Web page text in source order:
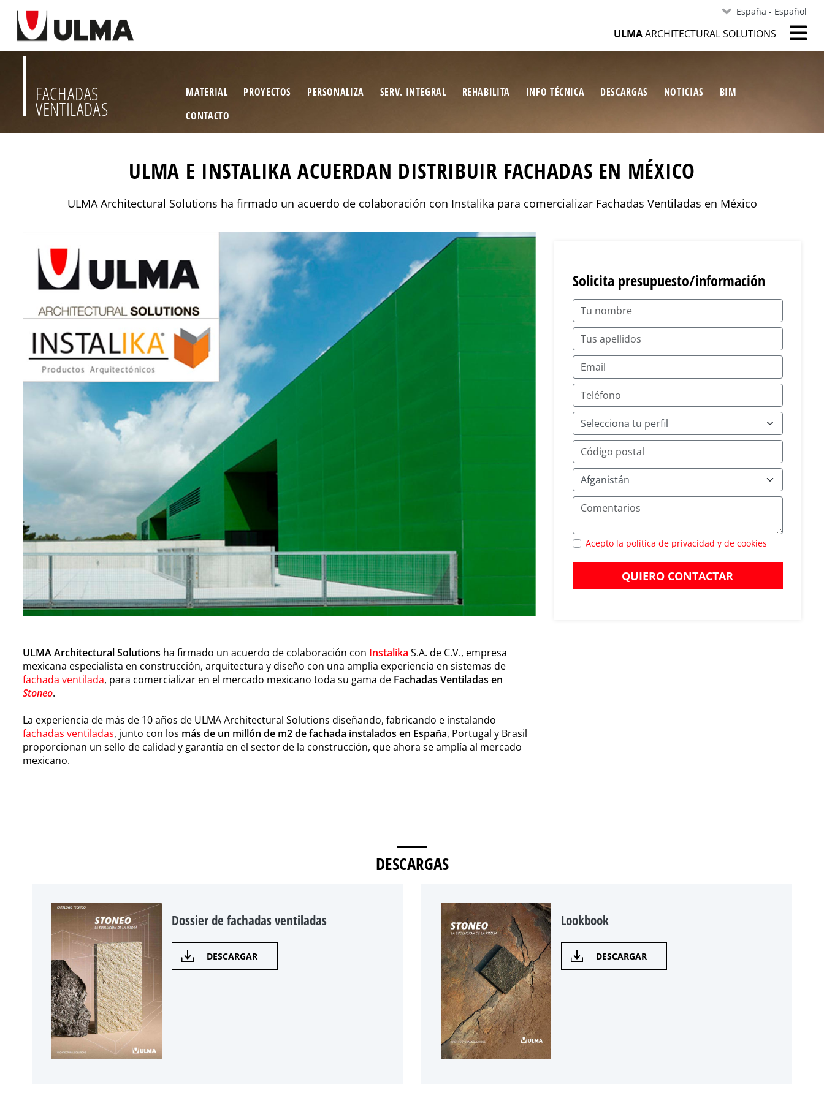
España - Español
ULMAARCHITECTURAL SOLUTIONS
FACHADAS
VENTILADAS
MATERIAL PROYECTOS PERSONALIZA SERV. INTEGRAL REHABILITA INFO TÉCNICA DESCARGAS NOTICIAS
BIM
CONTACTO
ULMA E INSTALIKA ACUERDAN DISTRIBUIR FACHADAS EN MÉXICO
ULMA Architectural Solutions ha firmado un acuerdo de colaboración con Instalika para comercializar Fachadas Ventiladas en México
ULMA Architectural Solutions ha firmado un acuerdo de colaboración con Instalika S.A. de C.V., empresa
mexicana especialista en construcción, arquitectura y diseño con una amplia experiencia en sistemas de
fachada ventilada, para comercializar en el mercado mexicano toda su gama de Fachadas Ventiladas en
Stoneo.
La experiencia de más de 10 años de ULMA Architectural Solutions diseñando, fabricando e instalando
fachadas ventiladas, junto con los más de un millón de m2 de fachada instalados en España, Portugal y Brasil
proporcionan un sello de calidad y garantía en el sector de la construcción, que ahora se amplía al mercado
mexicano.
Solicita presupuesto/información
Acepto la política de privacidad y de cookies
QUIERO CONTACTAR
DESCARGAS
Dossier de fachadas ventiladas
DESCARGAR
Lookbook
DESCARGAR